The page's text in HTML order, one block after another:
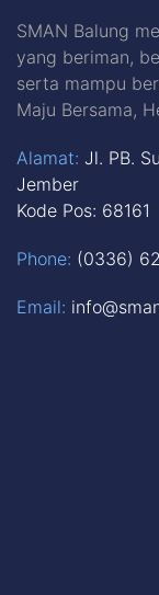
SMAN Balung
yang beriman,
serta mampu
Maju Bersama,
Alamat: Jl. PB.
Jember
Kode Pos: 68161
Phone: (0336)
Email: